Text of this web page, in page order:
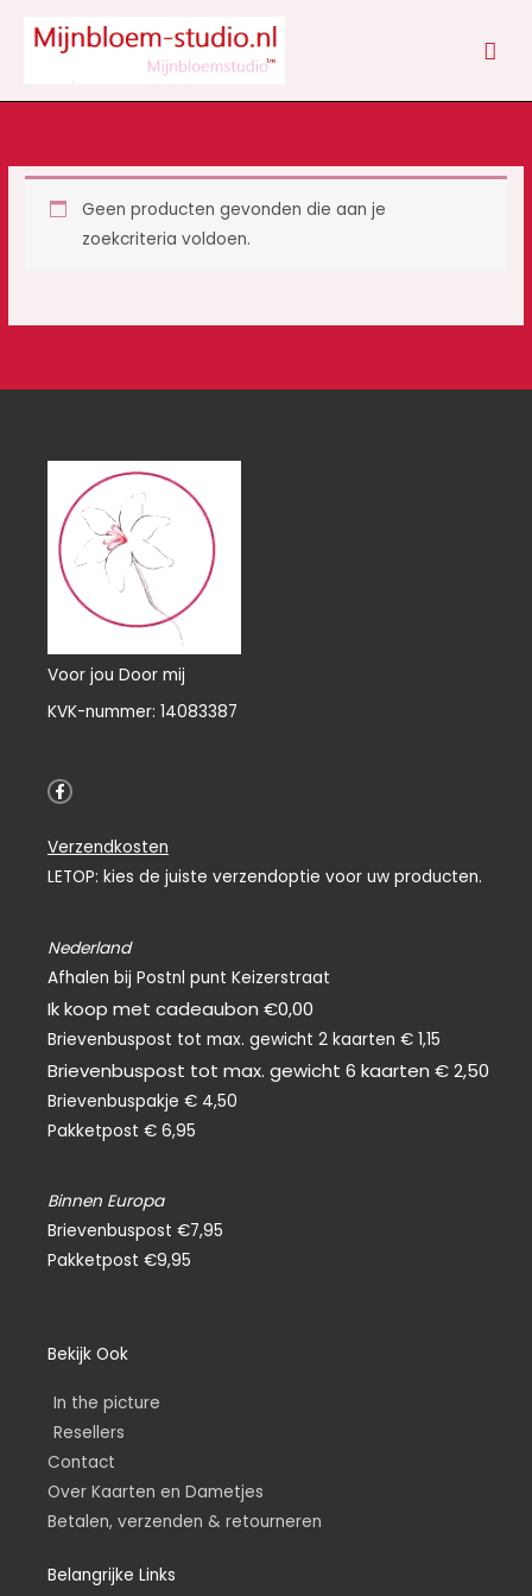
naar
inhoud
Geen producten gevonden die aan je
zoekcriteria voldoen.
Voor jou Door mij
KVK-nummer: 14083387
F
a
b
o
o
Verzendkosten
LETOP: kies de juiste verzendoptie voor uw producten.
Nederland
Afhalen bij Postnl punt Keizerstraat
Ik koop met cadeaubon €0,00
Brievenbuspost tot max. gewicht 2 kaarten € 1,15
Brievenbuspost tot max. gewicht 6 kaarten € 2,50
Brievenbuspakje € 4,50
Pakketpost € 6,95
Binnen Europa
Brievenbuspost €7,95
Pakketpost €9,95
Bekijk Ook
In the picture
Resellers
Contact
Over Kaarten en Dametjes
Betalen, verzenden & retourneren
Belangrijke Links